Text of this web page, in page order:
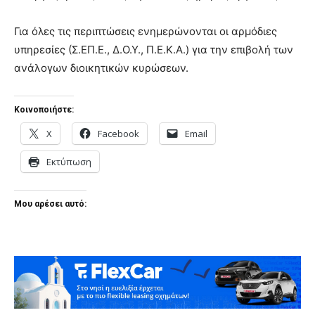
Για όλες τις περιπτώσεις ενημερώνονται οι αρμόδιες
υπηρεσίες (Σ.ΕΠ.Ε., Δ.Ο.Υ., Π.Ε.Κ.Α.) για την επιβολή των
ανάλογων διοικητικών κυρώσεων.
Κοινοποιήστε:
X Facebook Email
Εκτύπωση
Μου αρέσει αυτό: